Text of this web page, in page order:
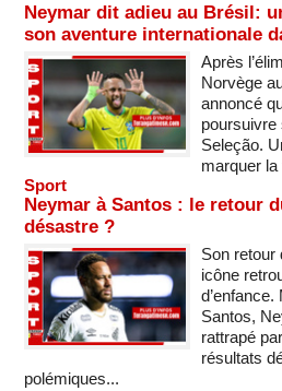
Neymar dit adieu au Brésil:
son aventure internationale
Après
Norvège
annoncé
poursuivre
Seleção.
marquer la
Sport
Neymar à Santos : le retour
désastre ?
Son retour
icône
Santos,
rattrapé
résultats
polémiques...